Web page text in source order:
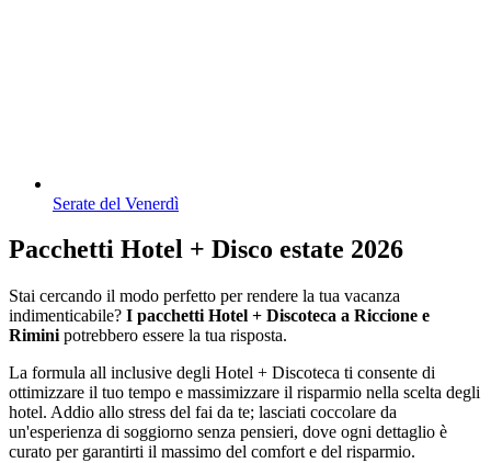
Serate del Venerdì
Pacchetti Hotel + Disco estate 2026
Stai cercando il modo perfetto per rendere la tua vacanza
indimenticabile? I pacchetti Hotel + Discoteca a Riccione e
Rimini potrebbero essere la tua risposta.
La formula all inclusive degli Hotel + Discoteca ti consente di
ottimizzare il tuo tempo e massimizzare il risparmio nella scelta degli
hotel. Addio allo stress del fai da te; lasciati coccolare da
un'esperienza di soggiorno senza pensieri, dove ogni dettaglio è
curato per garantirti il massimo del comfort e del risparmio.